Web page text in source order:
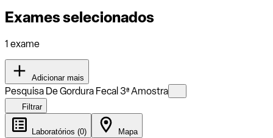
Exames selecionados
1 exame
Adicionar mais
Pesquisa De Gordura Fecal 3ª Amostra
Filtrar
Laboratórios (0) Mapa